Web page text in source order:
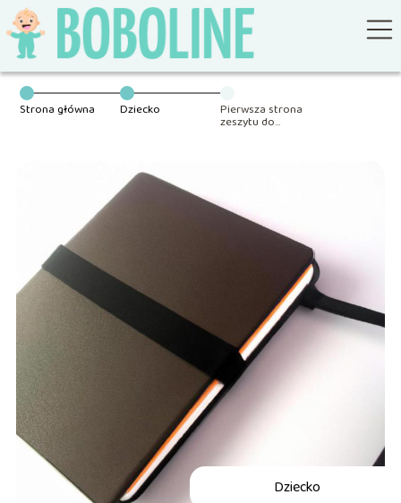
Strona główna Dziecko Pierwsza strona
zeszytu do
Dziecko